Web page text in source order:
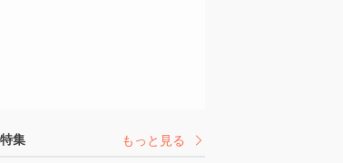
集 もっと見る